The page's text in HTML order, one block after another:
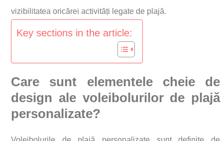
vizibilitatea oricărei activități legate de plajă.
Key sections in the article:
Care sunt elementele cheie de
design ale voleibolurilor de plajă
personalizate?